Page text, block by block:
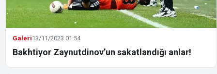
Galeri13/11/2023 01:54
Bakhtiyor Zaynutdinov’un sakatlandığı anlar!